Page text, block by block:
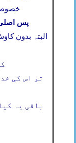
خصوص
پس
البتہ بدون
تو اس کی
باقی یہ